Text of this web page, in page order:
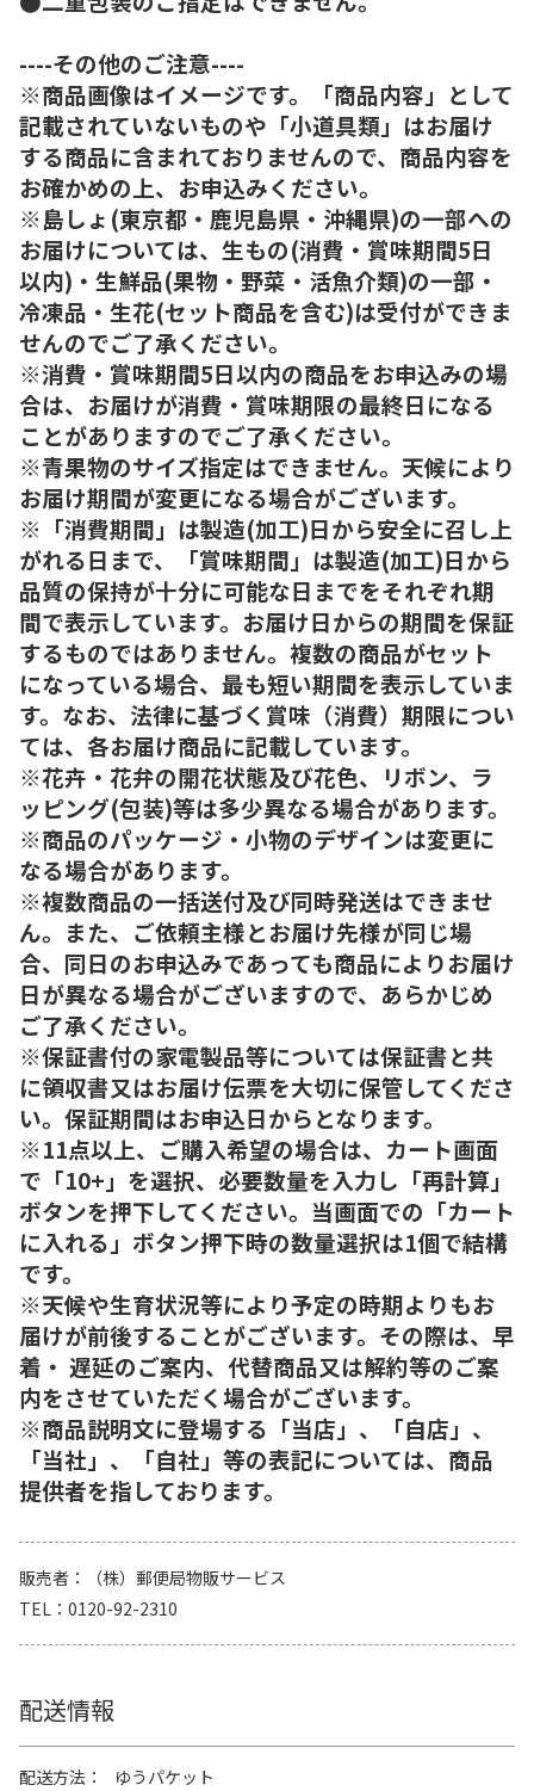
----その他のご注意----
※商品画像はイメージです。「商品内容」として
記載されていないものや「小道具類」はお届け
する商品に含まれておりませんので、商品内容を
お確かめの上、お申込みください。
※島しょ(東京都・鹿児島県・沖縄県)の一部への
お届けについては、生もの(消費・賞味期間5日
以内)・生鮮品(果物・野菜・活魚介類)の一部・
冷凍品・生花(セット商品を含む)は受付ができま
せんのでご了承ください。
※消費・賞味期間5日以内の商品をお申込みの場
合は、お届けが消費・賞味期限の最終日になる
ことがありますのでご了承ください。
※青果物のサイズ指定はできません。天候により
お届け期間が変更になる場合がございます。
※「消費期間」は製造(加工)日から安全に召し上
がれる日まで、「賞味期間」は製造(加工)日から
品質の保持が十分に可能な日までをそれぞれ期
間で表示しています。お届け日からの期間を保証
するものではありません。複数の商品がセット
になっている場合、最も短い期間を表示していま
す。なお、法律に基づく賞味（消費）期限につい
ては、各お届け商品に記載しています。
※花卉・花弁の開花状態及び花色、リボン、ラ
ッピング(包装)等は多少異なる場合があります。
※商品のパッケージ・小物のデザインは変更に
なる場合があります。
※複数商品の一括送付及び同時発送はできませ
ん。また、ご依頼主様とお届け先様が同じ場
合、同日のお申込みであっても商品によりお届け
日が異なる場合がございますので、あらかじめ
ご了承ください。
※保証書付の家電製品等については保証書と共
に領収書又はお届け伝票を大切に保管してくださ
い。保証期間はお申込日からとなります。
※11点以上、ご購入希望の場合は、カート画面
で「10+」を選択、必要数量を入力し「再計算」
ボタンを押下してください。当画面での「カート
に入れる」ボタン押下時の数量選択は1個で結構
です。
※天候や生育状況等により予定の時期よりもお
届けが前後することがございます。その際は、早
着・ 遅延のご案内、代替商品又は解約等のご案
内をさせていただく場合がございます。
※商品説明文に登場する「当店」、「自店」、
「当社」、「自社」等の表記については、商品
提供者を指しております。
販売者
（株）郵便局物販サービス
TEL
0120-92-2310
配送情報
配送方法
ゆうパケット